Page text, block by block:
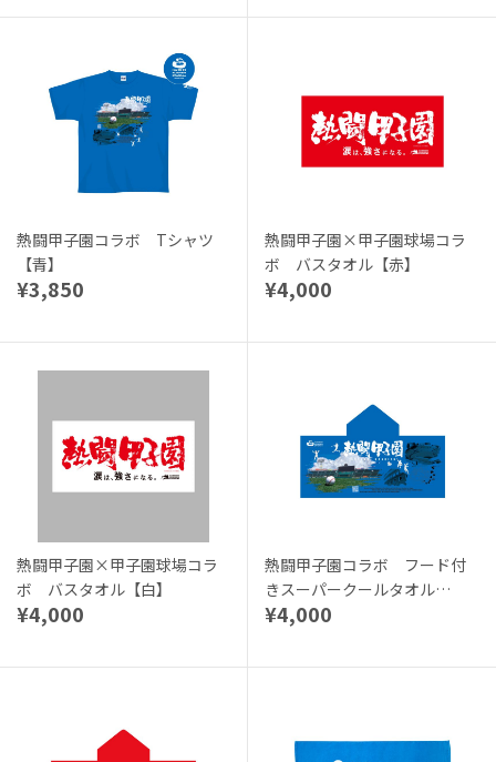
熱闘甲子園コラボ Tシャツ
【青】
¥3,850
熱闘甲子園×甲子園球場コラ
ボ バスタオル【赤】
¥4,000
熱闘甲子園×甲子園球場コラ
ボ バスタオル【白】
¥4,000
熱闘甲子園コラボ フード付
きスーパークールタオル
【青】
¥4,000